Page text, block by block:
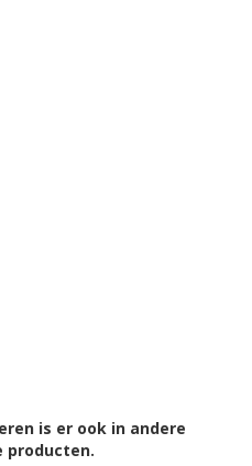
is er ook in andere
producten.